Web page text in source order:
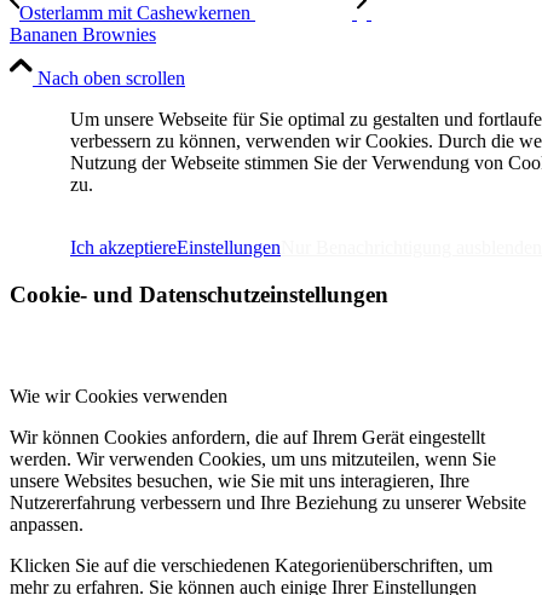
Osterlamm mit Cashewkernen
Bananen Brownies
Nach oben scrollen
Um unsere Webseite für Sie optimal zu gestalten und
verbessern zu können, verwenden wir Cookies. Durch die
Nutzung der Webseite stimmen Sie der Verwendung von
zu.
Ich akzeptiereEinstellungen
Cookie- und Datenschutzeinstellungen
Wie wir Cookies verwenden
Wir können Cookies anfordern, die auf Ihrem Gerät eingestellt
werden. Wir verwenden Cookies, um uns mitzuteilen, wenn Sie
unsere Websites besuchen, wie Sie mit uns interagieren, Ihre
Nutzererfahrung verbessern und Ihre Beziehung zu unserer Website
anpassen.
Klicken Sie auf die verschiedenen Kategorienüberschriften, um
mehr zu erfahren. Sie können auch einige Ihrer Einstellungen